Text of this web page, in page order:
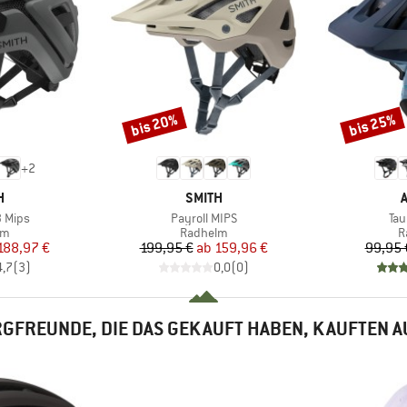
+2
Mips
Preis
€
(3)
MARKE
SMITH
Artikel
Payroll MIPS
Produktgruppe
Radhelm
Preis
199,95 € reduzierter Preis
ab 159,96 €
0,0(0)
Rabatt
bis 20%
99,95
Rabatt
bis 25%
DIE DAS GEKAUFT HABEN, KAUFTEN